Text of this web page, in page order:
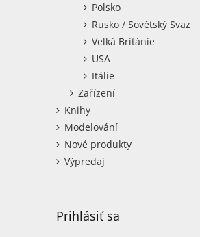
Polsko
Rusko / Sovětský Svaz
Velká Británie
USA
Itálie
Zařízení
Knihy
Modelování
Nové produkty
Výpredaj
Prihlásiť sa